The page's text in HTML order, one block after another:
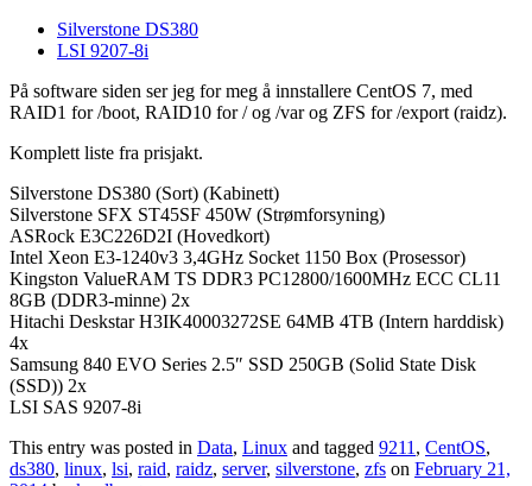
Silverstone DS380
LSI 9207-8i
På software siden ser jeg for meg å innstallere CentOS 7, med
RAID1 for /boot, RAID10 for / og /var og ZFS for /export (raidz).
Komplett liste fra prisjakt.
Silverstone DS380 (Sort) (Kabinett)
Silverstone SFX ST45SF 450W (Strømforsyning)
ASRock E3C226D2I (Hovedkort)
Intel Xeon E3-1240v3 3,4GHz Socket 1150 Box (Prosessor)
Kingston ValueRAM TS DDR3 PC12800/1600MHz ECC CL11
8GB (DDR3-minne) 2x
Hitachi Deskstar H3IK40003272SE 64MB 4TB (Intern harddisk)
4x
Samsung 840 EVO Series 2.5″ SSD 250GB (Solid State Disk
(SSD)) 2x
LSI SAS 9207-8i
This entry was posted in Data, Linux and tagged 9211 , CentOS,
ds380, linux, lsi, raid, raidz, server, silverstone, zfs on February 21,